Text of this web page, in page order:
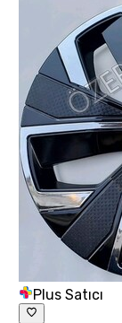
Plus Satıcı